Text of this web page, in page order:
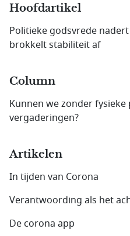
Hoofdartikel
Politieke godsvrede
brokkelt stabiliteit af
Column
Kunnen we zonder
vergaderingen?
Artikelen
In tijden van Corona
Verantwoording als het
De corona app